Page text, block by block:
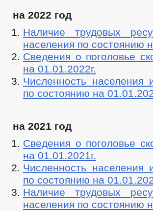
на 2022 год
Наличие трудовых
населения по состоянию
Сведения о поголовье
на 01.01.2022г.
Численность населения
по состоянию на
на 2021 год
Сведения о поголовье
на 01.01.2021г.
Численность населения
по состоянию на
Наличие трудовых
населения по состоянию